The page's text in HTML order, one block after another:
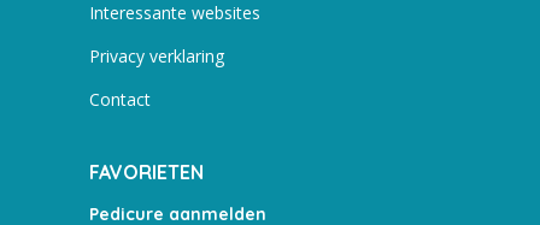
Interessante websites
Privacy verklaring
Contact
FAVORIETEN
Pedicure aanmelden